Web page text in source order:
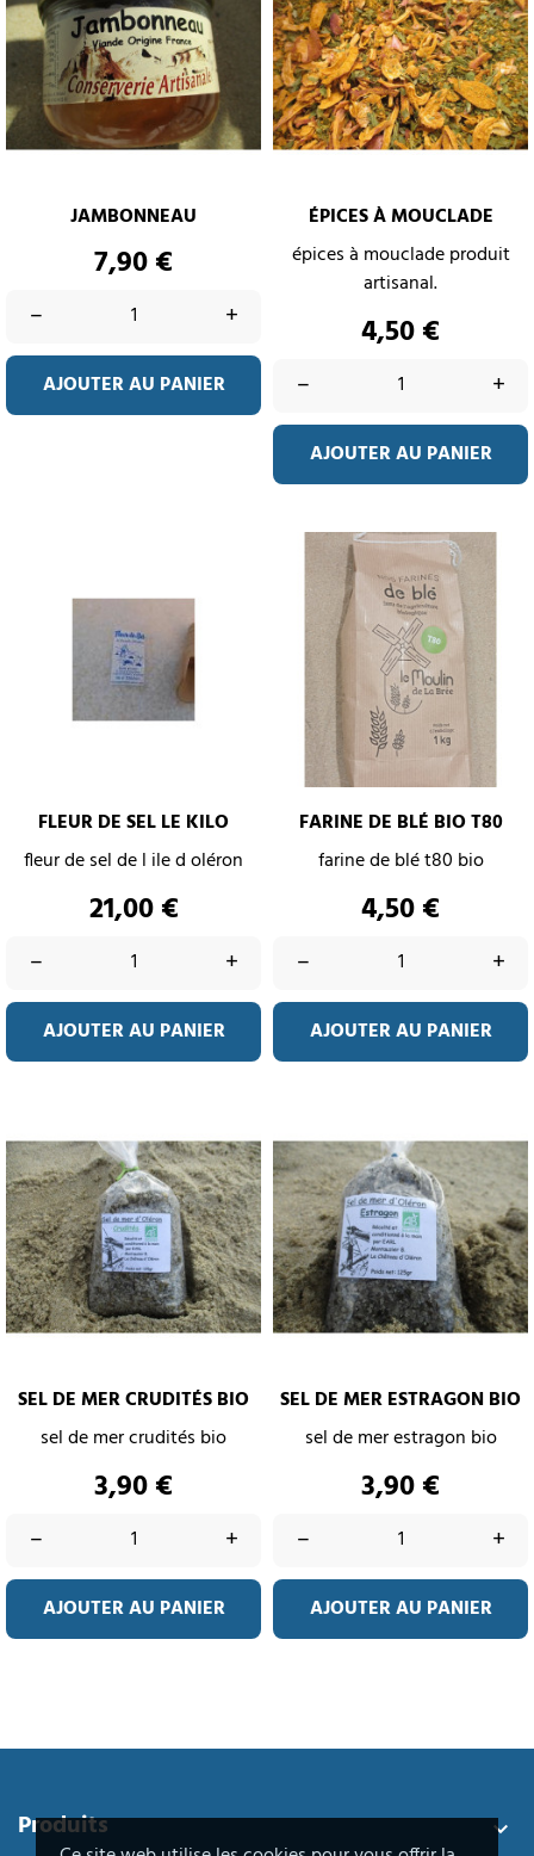
JAMBONNEAU
Prix
7,90 €
– +
AJOUTER AU PANIER
ÉPICES À MOUCLADE
épices à mouclade produit
artisanal.
Prix
4,50 €
– +
AJOUTER AU PANIER
FLEUR DE SEL LE KILO
fleur de sel de l ile d oléron
Prix
21,00 €
– +
AJOUTER AU PANIER
FARINE DE BLÉ BIO T80
farine de blé t80 bio
Prix
4,50 €
– +
AJOUTER AU PANIER
SEL DE MER CRUDITÉS BIO
sel de mer crudités bio
Prix
3,90 €
– +
AJOUTER AU PANIER
SEL DE MER ESTRAGON BIO
sel de mer estragon bio
Prix
3,90 €
– +
AJOUTER AU PANIER
Produits 